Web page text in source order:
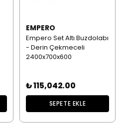
EMPERO
Empero Set Altı Buzdolabı
- Derin Çekmeceli
2400x700x600
₺ 115,042.00
SEPETE EKLE